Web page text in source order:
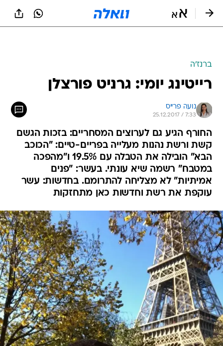
ברנז'ה
רייטינג יומי: גרניט פורצלן
נועה פרייס
25.12.2017 / 7:33
החורף הגיע גם לערוצים המסחריים: בזכות הגשם
קשת ורשת נהנות מעלייה בפריים-טיים: "הכוכב
הבא" הובילה את הטבלה עם 19.5% ו"מהפכה
במטבח" רשמה שיא עונתי. בעשר: "פנים
אמיתיות" לא מצליחה להתרומם. בחדשות: עשר
עוקפת את רשת וחדשות כאן מתחזקות